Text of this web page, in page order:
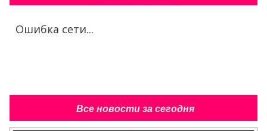
Ошибка сети...
Все новости за сегодня